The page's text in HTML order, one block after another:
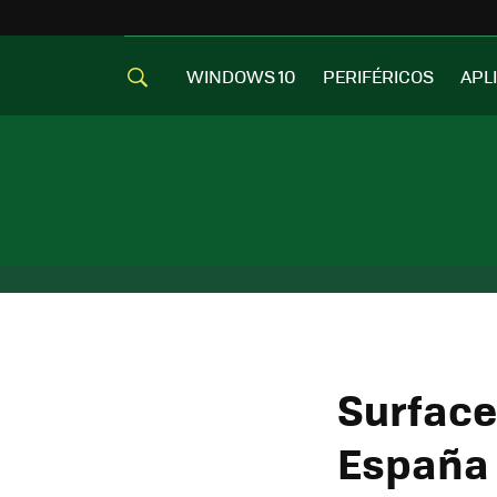
WINDOWS 10 PERIFÉRICOS
España